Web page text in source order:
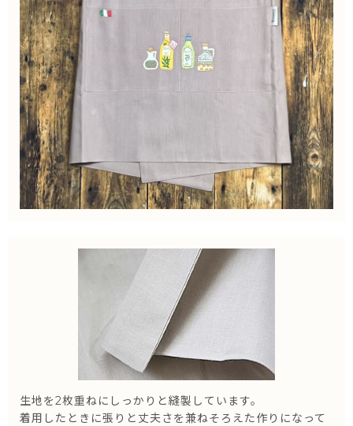
生地を2枚重ねにしっかりと縫製しています。
着用したときに張りと丈夫さを兼ねそろえた作りになって